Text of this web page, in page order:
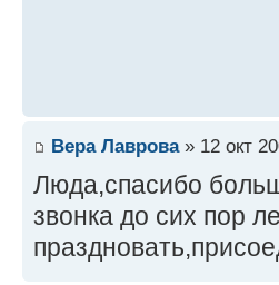
Вера Лаврова» 12 окт
Люда,спасибо
звонка до сих пор